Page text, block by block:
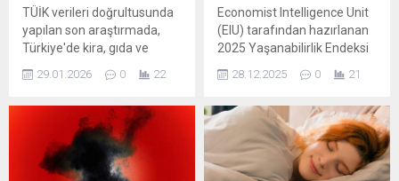
TÜİK verileri doğrultusunda
yapılan son araştırmada,
Türkiye'de kira, gıda ve
ulaşım maliyetlerinin en
düşük olduğu 4 şehir belli
29.01.2026 0 22
Economist Intelligence Unit
(EIU) tarafından hazırlanan
2025 Yaşanabilirlik Endeksi
yayımlandı. Sağlık
hizmetleri, istikrar, eğitim,
başlıkları altında yapılan
değerlendirmede, son üç
yıldır zirvede yer alan Viyana
bu yıl liderliği kaybetti.
28.12.2025 0 21